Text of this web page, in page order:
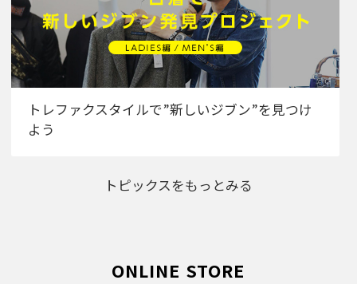
トレファクスタイルで”新しいジブン”を見つけ
よう
トピックスをもっとみる
ONLINE STORE